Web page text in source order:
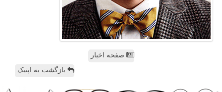
صفحه اخبار
بازگشت به اپتیک